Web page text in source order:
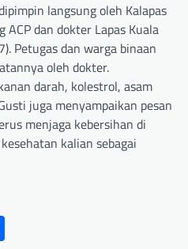
langsung oleh Kalapas
ACP dan dokter Lapas Kuala
Petugas dan warga binaan
oleh dokter.
darah, kolestrol, asam
juga menyampaikan pesan
menjaga kebersihan di
kalian sebagai